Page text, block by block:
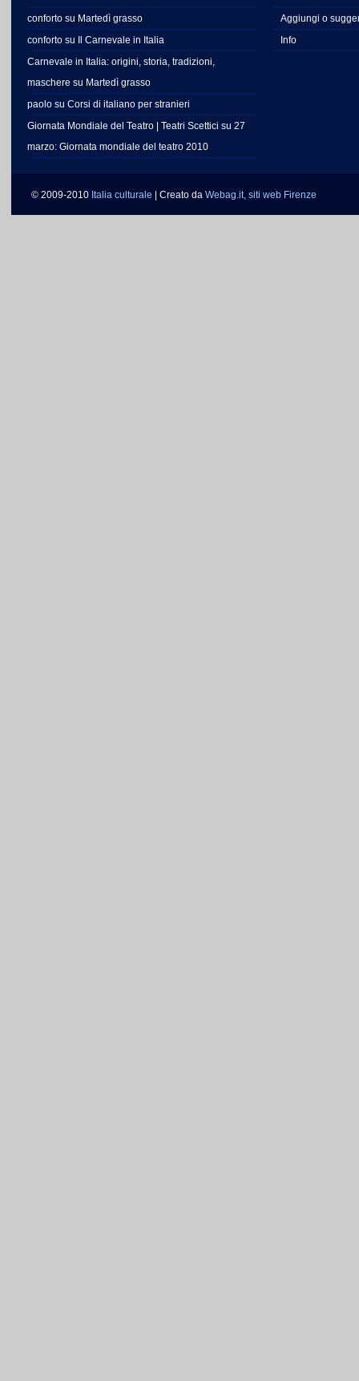
confortosu Martedì grasso
confortosu Il Carnevale in Italia
Carnevale in Italia: origini, storia, tradizioni,
maschere su Martedì grasso
paolosu Corsi di italiano per stranieri
Giornata Mondiale del Teatro | Teatri Scettici su 27
marzo: Giornata mondiale del teatro 2010
Aggiungi o
Info
© 2009-2010 Italia culturale | Creato da Webag.it, siti web Firenze